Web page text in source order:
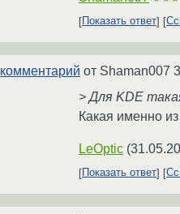
Показать ответ
комментарий от Shaman007
> Для KDE
Какая именно
LeOptic (
Показать ответ